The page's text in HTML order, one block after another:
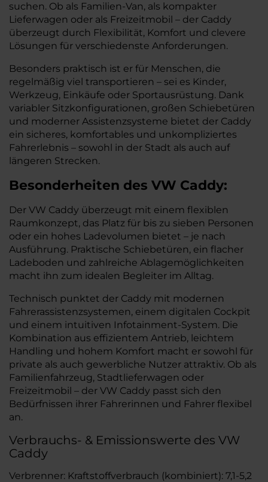
suchen. Ob als Familien-Van, als kompakter
Lieferwagen oder als Freizeitmobil – der Caddy
überzeugt durch Flexibilität, Komfort und clevere
Lösungen für verschiedenste Anforderungen.
Besonders praktisch ist er für Menschen, die
regelmäßig viel transportieren – sei es Kinder,
Werkzeug, Einkäufe oder Sportausrüstung. Dank
variabler Sitzkonfigurationen, großen Schiebetüren
und moderner Assistenzsysteme bietet der Caddy
ein sicheres, komfortables und unkompliziertes
Fahrerlebnis – sowohl in der Stadt als auch auf
längeren Strecken.
Besonderheiten des VW Caddy:
Der VW Caddy überzeugt mit einem flexiblen
Raumkonzept, das Platz für bis zu sieben Personen
oder ein hohes Ladevolumen bietet – je nach
Ausführung. Praktische Schiebetüren, ein flacher
Ladeboden und zahlreiche Ablagemöglichkeiten
macht ihn zum idealen Begleiter im Alltag.
Technisch punktet der Caddy mit modernen
Fahrerassistenzsystemen, einem digitalen Cockpit
und einem intuitiven Infotainment-System. Die
Kombination aus effizientem Antrieb, leichtem
Handling und hohem Komfort macht er sowohl für
private als auch gewerbliche Nutzer attraktiv. Ob als
Familienfahrzeug, Stadtlieferwagen oder
Freizeitmobil – der VW Caddy passt sich den
Bedürfnissen ihrer Fahrerinnen und Fahrer flexibel
an.
Verbrauchs- & Emissionswerte des VW
Caddy
Verbrenner: Kraftstoffverbrauch (kombiniert): 7,1-5,2